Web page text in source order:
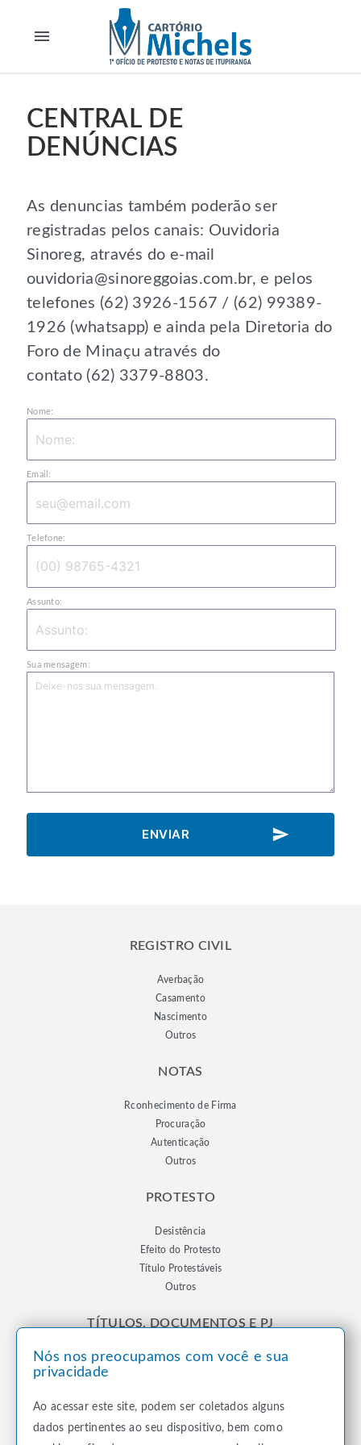
menu
CENTRAL DE
DENÚNCIAS
As denuncias também poderão ser
registradas pelos canais: Ouvidoria
Sinoreg, através do e-mail
ouvidoria@sinoreggoias.com.br, e pelos
telefones (62) 3926-1567 / (62) 99389-
1926 (whatsapp) e ainda pela Diretoria do
Foro de Minaçu através do
contato (62) 3379-8803.
Nome:
Email:
Telefone:
Assunto:
Sua mensagem:
ENVIAR send
REGISTRO CIVIL
Averbação
Casamento
Nascimento
Outros
NOTAS
Rconhecimento de Firma
Procuração
Autenticação
Outros
PROTESTO
Desistência
Efeito do Protesto
Título Protestáveis
Outros
TÍTULOS, DOCUMENTOS E PJ
Registro de Títulos e Documentos
Outros
Nós nos preocupamos com você e sua
privacidade
Ao acessar este site, podem ser coletados alguns
dados pertinentes ao seu dispositivo, bem como